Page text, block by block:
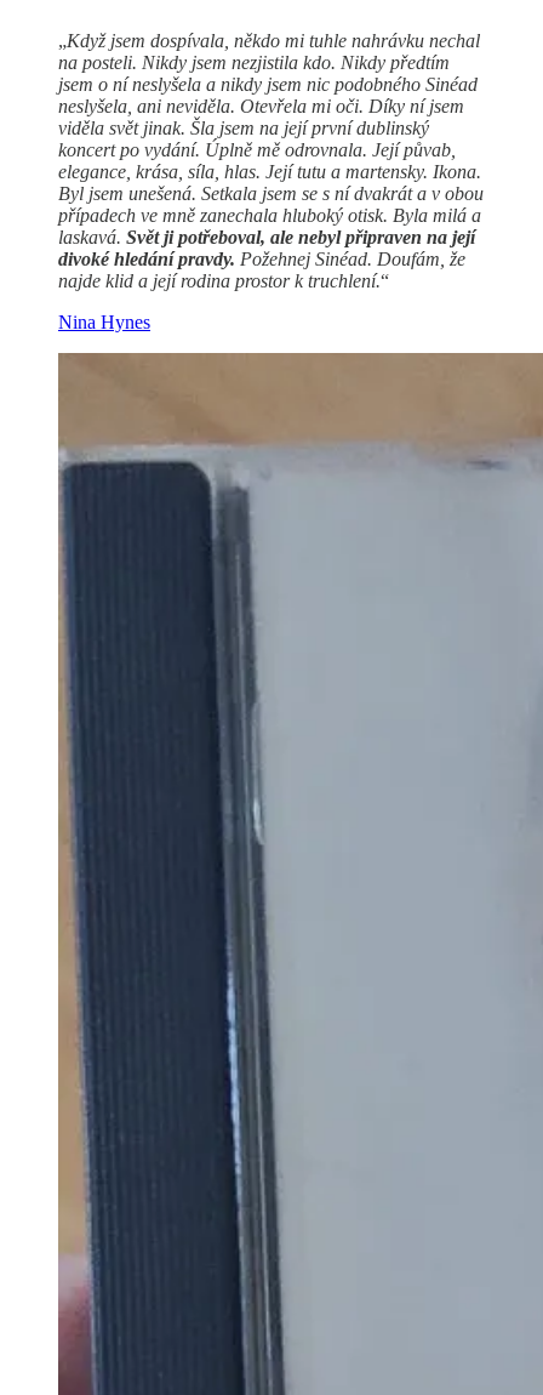
„Když jsem dospívala, někdo mi tuhle nahrávku nechal
na posteli. Nikdy jsem nezjistila kdo. Nikdy předtím
jsem o ní neslyšela a nikdy jsem nic podobného Sinéad
neslyšela, ani neviděla. Otevřela mi oči. Díky ní jsem
viděla svět jinak. Šla jsem na její první dublinský
koncert po vydání. Úplně mě odrovnala. Její půvab,
elegance, krása, síla, hlas. Její tutu a martensky. Ikona.
Byl jsem unešená. Setkala jsem se s ní dvakrát a v obou
případech ve mně zanechala hluboký otisk. Byla milá a
laskavá. Svět ji potřeboval, ale nebyl připraven na její
divoké hledání pravdy. Požehnej Sinéad. Doufám, že
najde klid a její rodina prostor k truchlení.“
Nina Hynes